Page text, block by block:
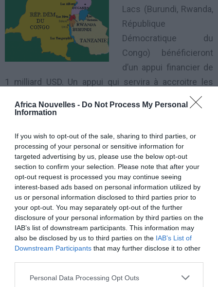
Africa Nouvelles - Do Not Process My Personal
Information
If you wish to opt-out of the sale, sharing to third parties, or
processing of your personal or sensitive information for
targeted advertising by us, please use the below opt-out
section to confirm your selection. Please note that after your
opt-out request is processed you may continue seeing
interest-based ads based on personal information utilized by
us or personal information disclosed to third parties prior to
your opt-out. You may separately opt-out of the further
disclosure of your personal information by third parties on the
IAB’s list of downstream participants. This information may
also be disclosed by us to third parties on the IAB’s List of
Downstream Participants that may further disclose it to other
Personal Data Processing Opt Outs
Lacs (Burundi, Rwanda,
République
Démocratique du
Congo) bénéficieront
d’un appui financier de
1 milliard USD. Un appui qui servira à accroitre les
échanges transfrontaliers, améliorer la qualité des
services de santé, de l’éducation et à la réalisation des
Pour le Président de la Banque mondiale, Jim Yong
Kim «ce financement aidera à relancer le
développement économique, créer des emplois et
améliorer les conditions de vie des populations qui
souffrent depuis bien trop longtemps».
L’investissement est reparti dans plusieurs secteurs
des pays des Grands Lacs:
– 100 millions USD dans l’agriculture;